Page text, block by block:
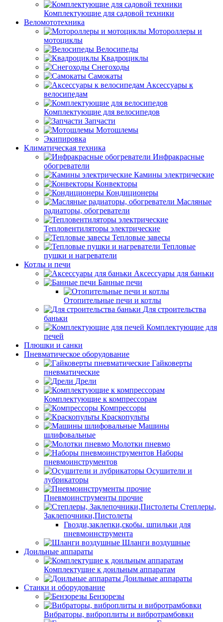
Комплектующие для садовой техники
Веломототехника
Мотороллеры и
мотоциклы
Велосипеды
Квадроциклы
Снегоходы
Самокаты
Аксессуары к
велосипедам
Комплектующие для велосипедов
Запчасти
Мотошлемы
Экипировка
Климатическая техника
Инфракрасные
обогреватели
Камины электрические
Конвекторы
Кондиционеры
Масляные
радиаторы, обогреватели
Тепловентиляторы электрические
Тепловые завесы
Тепловые
пушки и нагреватели
Котлы и печи
Аксессуары для баньки
Банные печи
Отопительные печи и котлы
Для строительства
баньки
Комплектующие для
печей
Плюшки и санки
Пневматическое оборудование
Гайковерты
пневматические
Дрели
Комплектующие к компрессорам
Компрессоры
Краскопульты
Машины
шлифовальные
Молотки пневмо
Наборы
пневмоинструментов
Осушители и
лубрикаторы
Пневмоинструменты прочие
Степлеры,
Заклепочники,Пистолеты
Гвозди,заклепки,скобы. шпильки для
пневмоинструмента
Шланги воздушные
Доильные аппараты
Комплектущие к доильным аппаратам
Доильные аппараты
Станки и оборудование
Бензорезы
Вибраторы, виброплиты и вибротрамбовки